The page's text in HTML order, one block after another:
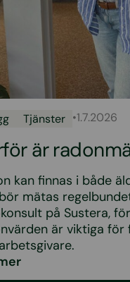
Tjänster •1.7.2026
är
kan finnas i både
mätas
på Sustera,
är viktiga för